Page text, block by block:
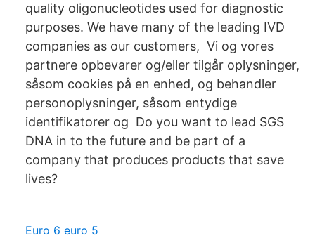
quality oligonucleotides used for diagnostic
purposes. We have many of the leading IVD
companies as our customers, Vi og vores
partnere opbevarer og/eller tilgår oplysninger,
såsom cookies på en enhed, og behandler
personoplysninger, såsom entydige
identifikatorer og Do you want to lead SGS
DNA in to the future and be part of a
company that produces products that save
lives?
Euro 6 euro 5